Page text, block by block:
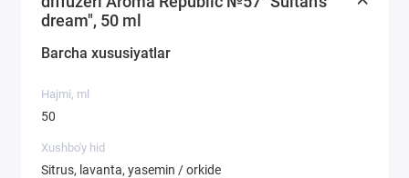
tana bu aromatik signalni qabul qiladi: insonning
farovonligi ham, uning kayfiyati ham yaxshilanadi. Aroma
diffuzeri charchoq va ko'z zo'riqishini kamaytiradi va
topishingiz mumkin - alkogolli modellar - ular juda aniq
boy va yorqin xushbo'y hidga ega, chunki alkogol
molekulalarining tarqalish va bug'lanish tezligi yuqori,
ammo ular havo spreyi kabi kuchli alkogol hidiga ega va
dream", 50 ml
Barcha xususiyatlar
Hajmi, ml
50
Xushbo'y hid
Sitrus, lavanta, yasemin / orkide